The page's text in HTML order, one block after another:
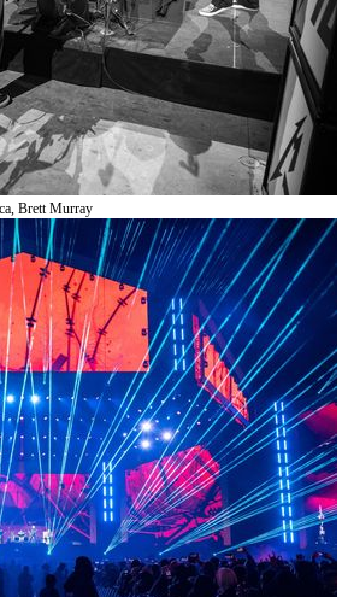
Brett Murray